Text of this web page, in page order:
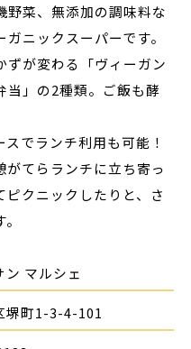
野菜、無添加の調味料な
ニックスーパーです。
ずが変わる「ヴィーガン
当」の2種類。ご飯も酵
でランチ利用も可能！
てらランチに立ち寄っ
クニックしたりと、さ
ン マルシェ
堺町1-3-4-101